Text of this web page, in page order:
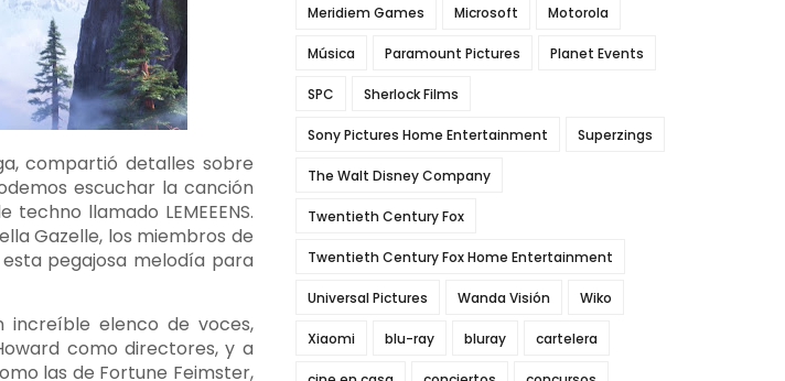
compartió detalles sobre
escuchar la canción
llamado LEMEEENS.
Gazelle, los miembros de
esta pegajosa melodía para
elenco de voces,
como directores, y a
las de Fortune Feimster,
Meridiem Games Microsoft Motorola
Música Paramount Pictures Planet Events
SPC Sherlock Films
Sony Pictures Home Entertainment Superzings
The Walt Disney Company
Twentieth Century Fox
Twentieth Century Fox Home Entertainment
Universal Pictures Wanda Visión Wiko
Xiaomi blu-ray bluray cartelera